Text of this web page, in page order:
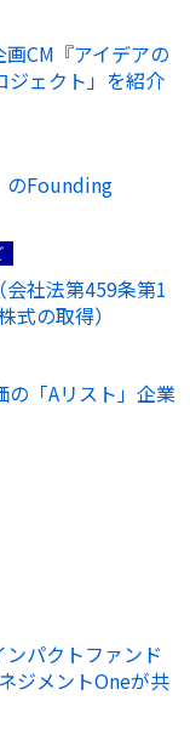
CM『アイデアの
ジェクト」を紹介
のFounding
社法第459条第1
の取得）
の「Aリスト」企業
パクトファンド
ジメントOneが共